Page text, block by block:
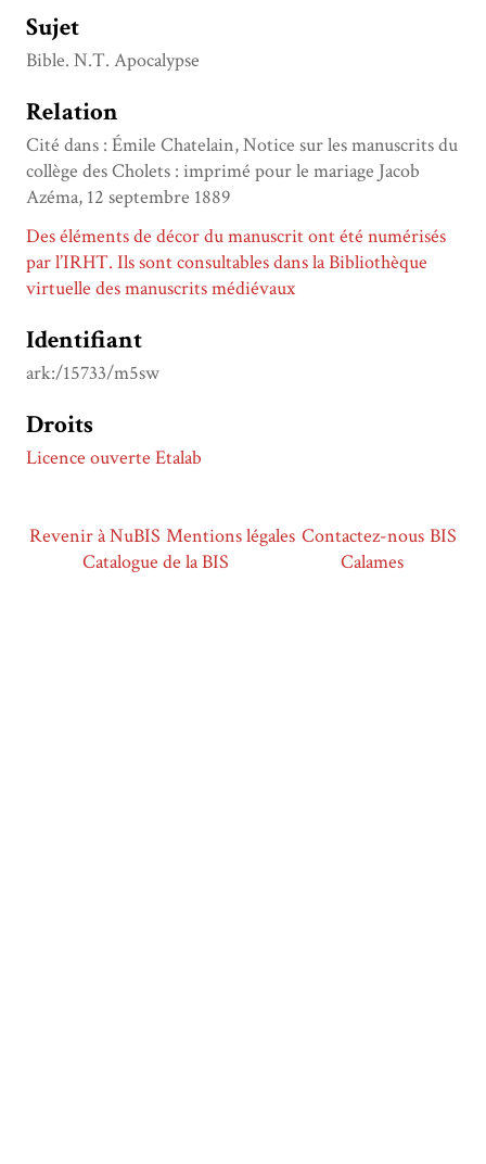
Sujet
Bible. N.T. Apocalypse
Relation
Cité dans : Émile Chatelain, Notice sur les manuscrits du
collège des Cholets : imprimé pour le mariage Jacob
Azéma, 12 septembre 1889
Des éléments de décor du manuscrit ont été numérisés
par l’IRHT. Ils sont consultables dans la Bibliothèque
virtuelle des manuscrits médiévaux
Identifiant
ark:/15733/m5sw
Droits
Licence ouverte Etalab
Revenir à NuBIS Mentions légales Contactez-nous BIS
Catalogue de la BIS
Calames